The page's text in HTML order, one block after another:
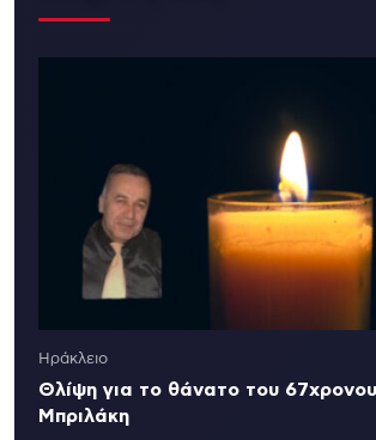
Ηράκλειο
Θλίψη για το θάνατο του
Μπριλάκη